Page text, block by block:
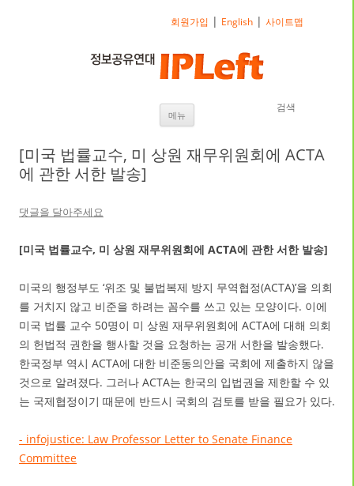
메뉴 내용으로 바로가기검색
회원가입 | English |사이트맵
[미국 법률교수, 미 상원 재무위원회에 ACTA
에 관한 서한 발송]
댓글을 달아주세요
[미국 법률교수, 미 상원 재무위원회에 ACTA에 관한 서한 발송]
미국의 행정부도 ‘위조 및 불법복제 방지 무역협정(ACTA)’을 의회
를 거치지 않고 비준을 하려는 꼼수를 쓰고 있는 모양이다. 이에
미국 법률 교수 50명이 미 상원 재무위원회에 ACTA에 대해 의회
의 헌법적 권한을 행사할 것을 요청하는 공개 서한을 발송했다.
한국정부 역시 ACTA에 대한 비준동의안을 국회에 제출하지 않을
것으로 알려졌다. 그러나 ACTA는 한국의 입법권을 제한할 수 있
는 국제협정이기 때문에 반드시 국회의 검토를 받을 필요가 있다.
- infojustice: Law Professor Letter to Senate Finance
Committee